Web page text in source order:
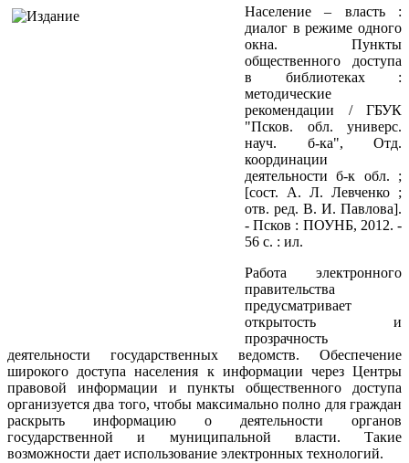
Население – власть :
диалог в режиме одного
окна. Пункты
общественного доступа
в библиотеках :
методические
рекомендации / ГБУК
"Псков. обл. универс.
науч. б-ка", Отд.
координации
деятельности б-к обл. ;
[сост. А. Л. Левченко ;
отв. ред. В. И. Павлова].
- Псков : ПОУНБ, 2012. -
56 с. : ил.
Работа электронного
правительства
предусматривает
открытость и
прозрачность
деятельности государственных ведомств. Обеспечение
широкого доступа населения к информации через Центры
правовой информации и пункты общественного доступа
организуется два того, чтобы максимально полно для граждан
раскрыть информацию о деятельности органов
государственной и муниципальной власти. Такие
возможности дает использование электронных технологий.